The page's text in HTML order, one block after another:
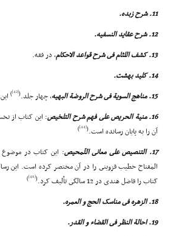
11. شرح زبده.
12. شرح عقاید النسفیه.
13. کشف اللثام فى شرح قواعد الاحکام
، در فقه.
14. کلید بهشت.
15. مناهج السویة فى شرح الروضة البهیه
، چهار جلد.(
[42]
) این
16. منیة الحریص على فهم شرح التلخیص
: این کتاب از
آن را به پایان رسانده است.(
[44]
)
17. التنصیص على معانى التّمحیص
: این کتاب در
المفتاح خطیب قزوینى را در آن مختصر کرده است. این رساله در سال 1073 هـ .ق.
کتاب را فاضل هندى در 12 سالگى تألیف کرد.
(
[46]
)
18. الزهره فى مناسک الحج و العمره.
19. احالة النظر فى القضاء و القدر.